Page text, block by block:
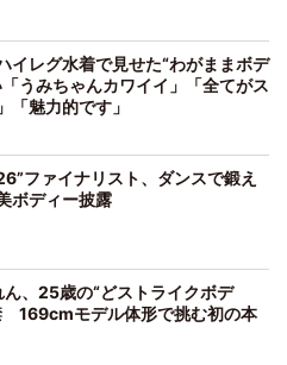
イレグ水着で見せた“わがままボデ
うみちゃんカワイイ」「全てがス
「魅力的です」
ファイナリスト、ダンスで鍛え
ボディー披露
、25歳の“どストライクボデ
169cmモデル体形で挑む初の本